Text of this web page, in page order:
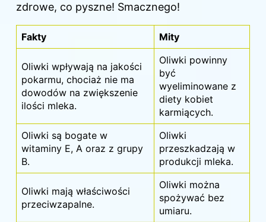
zdrowe, co pyszne! Smacznego!
Fakty Mity
Oliwki wpływają na jakości
pokarmu, chociaż nie ma
dowodów na zwiększenie
ilości mleka.
Oliwki powinny
być
wyeliminowane z
diety kobiet
karmiących.
Oliwki są bogate w
witaminy E, A oraz z grupy
B.
Oliwki
przeszkadzają w
produkcji mleka.
Oliwki mają właściwości
przeciwzapalne.
Oliwki można
spożywać bez
umiaru.